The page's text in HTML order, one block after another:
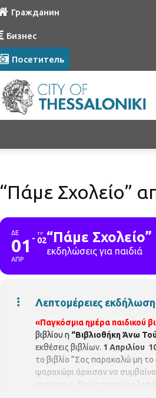
Гражданин
Бизнес
Посетитель
“Πάμε Σχολείο”
ΔΕ
01
ΑΠΡ
ΤΡ
02“Πάμε
εκδηλώσεις για παιδιά
Λεπτομέρειες
«Παγκόσμια ημέρα παιδικού
βιβλίου η “Βιβλιοθήκη Άνω
εκθέσεις βιβλίων. 1 Απριλίου
το βιβλίο “Σας παρακαλώ μη το
ψαροχώρι άρχισαν να
κατοίκους. Όμως ποιος